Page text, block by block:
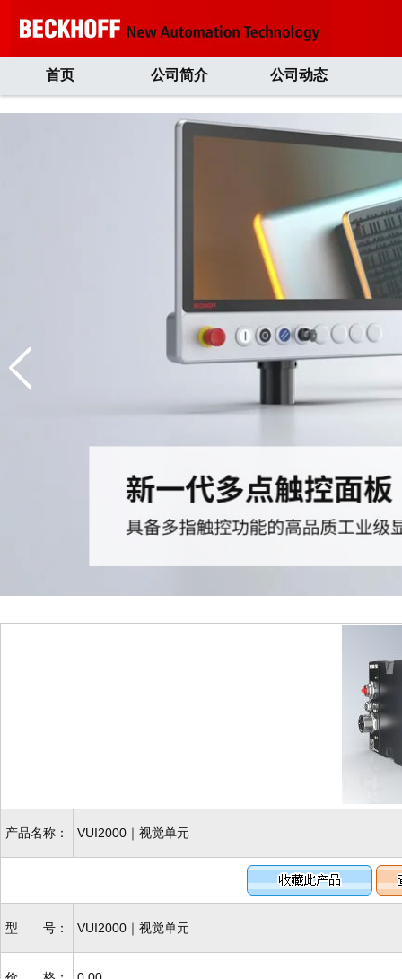
首页 公司简介 公司动态
产品名称： VUI2000｜视觉单元
型 号： VUI2000｜视觉单元